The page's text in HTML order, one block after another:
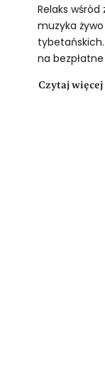
Relaks wśród
muzyka
tybetańskich.
na bezpłatne
Czytaj więcej